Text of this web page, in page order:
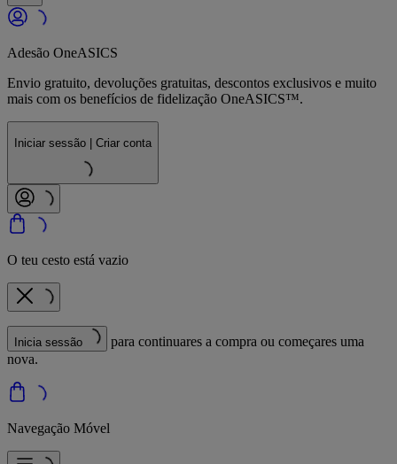
Adesão OneASICS
Envio gratuito, devoluções gratuitas, descontos exclusivos e muito
mais com os benefícios de fidelização OneASICS™.
Iniciar sessão | Criar conta
O teu cesto está vazio
Inicia sessão
para continuares a compra ou começares uma
nova.
Navegação Móvel